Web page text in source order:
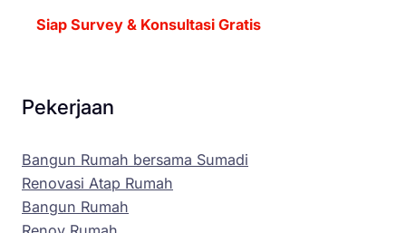
Siap Survey & Konsultasi Gratis
Pekerjaan
Bangun Rumah bersama Sumadi
Renovasi Atap Rumah
Bangun Rumah